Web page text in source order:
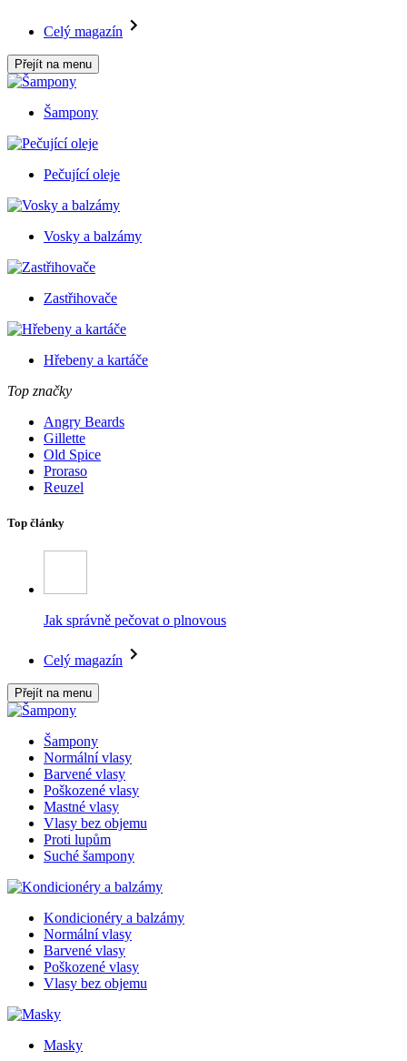
Celý magazín
Přejít na menu
Šampony
Pečující oleje
Vosky a balzámy
Zastřihovače
Hřebeny a kartáče
Top značky
Angry Beards
Gillette
Old Spice
Proraso
Reuzel
Top články
Jak správně pečovat o plnovous
Celý magazín
Přejít na menu
Šampony
Normální vlasy
Barvené vlasy
Poškozené vlasy
Mastné vlasy
Vlasy bez objemu
Proti lupům
Suché šampony
Kondicionéry a balzámy
Normální vlasy
Barvené vlasy
Poškozené vlasy
Vlasy bez objemu
Masky